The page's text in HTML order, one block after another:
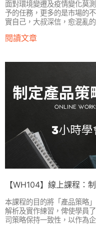
面對環境變遷及疫情變化莫
予的任務，更多的是市場的
實自己，大叔深信，愈混亂
閱讀文章
【WH104】線上課程：
本課程的目的將「產品策略
解析及實作練習，俾使學員
司策略保持一致性，以作為